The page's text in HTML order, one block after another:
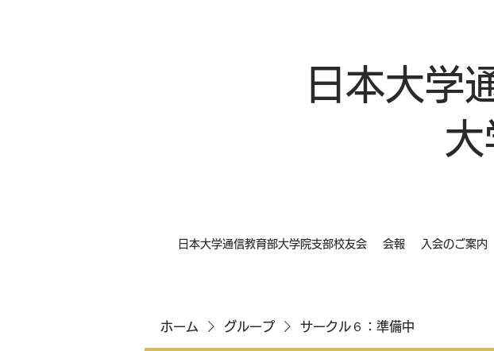
日本大学
大
日本大学通信教育部大学院支部校友会 会報 入会のご案内
ホーム グループ サークル６：準備中